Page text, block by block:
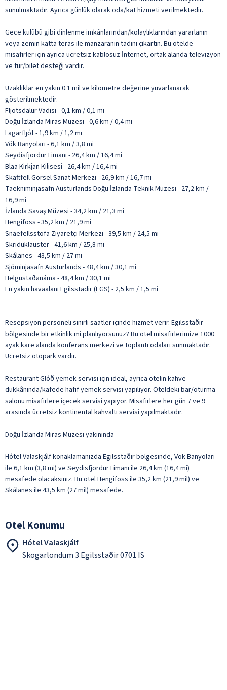
sunulmaktadır. Ayrıca günlük olarak oda/kat hizmeti verilmektedir.
Gece kulübü gibi dinlenme imkânlarından/kolaylıklarından yararlanın
veya zemin katta teras ile manzaranın tadını çıkartın. Bu otelde
misafirler için ayrıca ücretsiz kablosuz İnternet, ortak alanda televizyon
ve tur/bilet desteği vardır.
Uzaklıklar en yakın 0.1 mil ve kilometre değerine yuvarlanarak
gösterilmektedir.
Fljotsdalur Vadisi - 0,1 km / 0,1 mi
Doğu İzlanda Miras Müzesi - 0,6 km / 0,4 mi
Lagarfljót - 1,9 km / 1,2 mi
Vök Banyoları - 6,1 km / 3,8 mi
Seydisfjordur Limanı - 26,4 km / 16,4 mi
Blaa Kirkjan Kilisesi - 26,4 km / 16,4 mi
Skaftfell Görsel Sanat Merkezi - 26,9 km / 16,7 mi
Taekniminjasafn Austurlands Doğu İzlanda Teknik Müzesi - 27,2 km /
16,9 mi
İzlanda Savaş Müzesi - 34,2 km / 21,3 mi
Hengifoss - 35,2 km / 21,9 mi
Snaefellsstofa Ziyaretçi Merkezi - 39,5 km / 24,5 mi
Skriduklauster - 41,6 km / 25,8 mi
Skálanes - 43,5 km / 27 mi
Sjóminjasafn Austurlands - 48,4 km / 30,1 mi
Helgustaðanáma - 48,4 km / 30,1 mi
En yakın havaalanı Egilsstadir (EGS) - 2,5 km / 1,5 mi
Resepsiyon personeli sınırlı saatler içinde hizmet verir. Egilsstaðir
bölgesinde bir etkinlik mi planlıyorsunuz? Bu otel misafirlerimize 1000
ayak kare alanda konferans merkezi ve toplantı odaları sunmaktadır.
Ücretsiz otopark vardır.
Restaurant Glóð yemek servisi için ideal, ayrıca otelin kahve
dükkânında/kafede hafif yemek servisi yapılıyor. Oteldeki bar/oturma
salonu misafirlere içecek servisi yapıyor. Misafirlere her gün 7 ve 9
arasında ücretsiz kontinental kahvaltı servisi yapılmaktadır.
Doğu İzlanda Miras Müzesi yakınında
Hótel Valaskjálf konaklamanızda Egilsstaðir bölgesinde, Vök Banyoları
ile 6,1 km (3,8 mi) ve Seydisfjordur Limanı ile 26,4 km (16,4 mi)
mesafede olacaksınız. Bu otel Hengifoss ile 35,2 km (21,9 mil) ve
Skálanes ile 43,5 km (27 mil) mesafede.
Otel Konumu
Hótel Valaskjálf
Skogarlondum 3 Egilsstaðir 0701 IS